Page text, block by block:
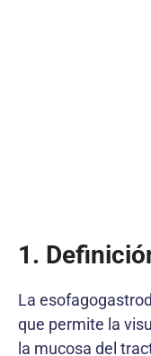
1.
La
que permite la
la mucosa del